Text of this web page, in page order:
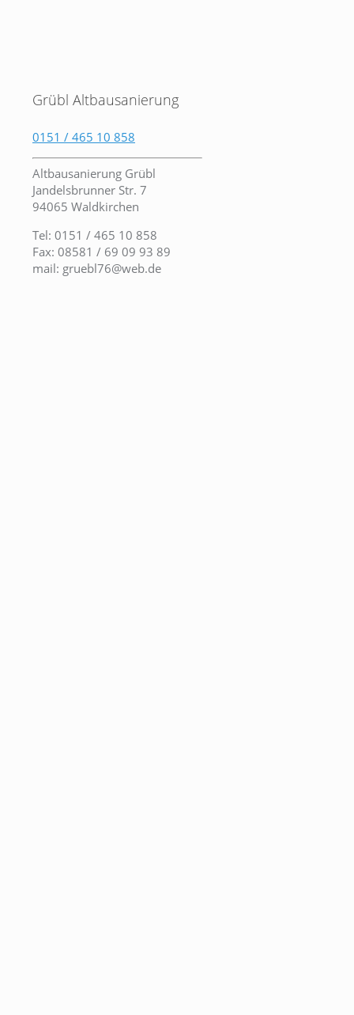
Grübl Altbausanierung
0151 / 465 10 858
Altbausanierung Grübl
Jandelsbrunner Str. 7
94065 Waldkirchen
Tel: 0151 / 465 10 858
Fax: 08581 / 69 09 93 89
mail: gruebl76@web.de